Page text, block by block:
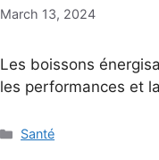
March 13, 2024
Les boissons
les performances et
Categories
Santé